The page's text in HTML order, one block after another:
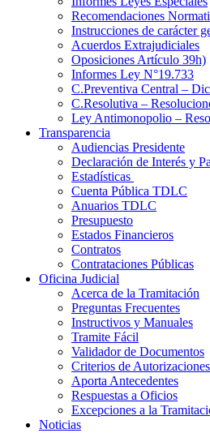
Recomendaciones
Instrucciones de carácter
Acuerdos Extrajudiciales
Oposiciones Artículo 39h)
Informes Ley N°19.733
C.Preventiva Central –
C.Resolutiva –
Ley Antimonopolio –
Transparencia
Audiencias Presidente
Declaración de Interés y
Estadísticas
Cuenta Pública TDLC
Anuarios TDLC
Presupuesto
Estados Financieros
Contratos
Contrataciones Públicas
Oficina Judicial
Acerca de la Tramitación
Preguntas Frecuentes
Instructivos y Manuales
Tramite Fácil
Validador de Documentos
Criterios de
Aporta Antecedentes
Respuestas a Oficios
Excepciones a la
Noticias